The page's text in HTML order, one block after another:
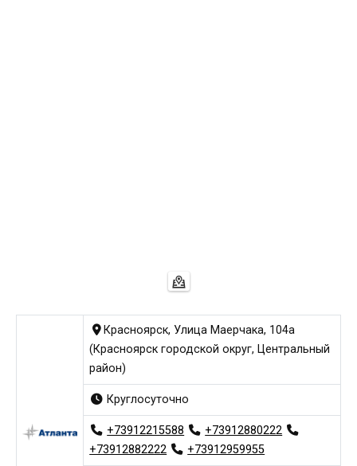
Красноярск, Улица Маерчака, 104а
(Красноярск городской округ, Центральный
район)
Круглосуточно
+73912215588
+73912880222
+73912882222
+73912959955